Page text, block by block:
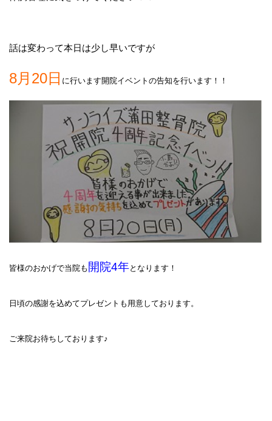
話は変わって本日は少し早いですが
8月20日 に行います開院イベントの告知を行います！！
皆様のおかげで当院も 開院4年となります！
日頃の感謝を込めてプレゼントも用意しております。
ご来院お待ちしております♪